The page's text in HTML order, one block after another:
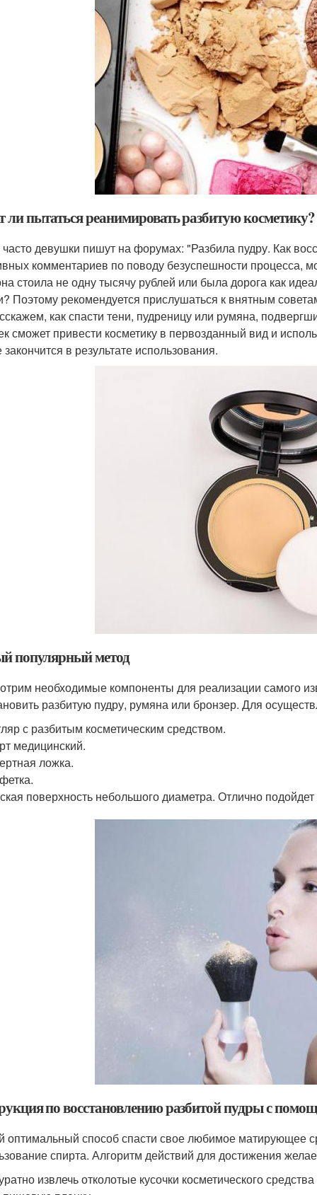
ли пытаться реанимировать разбитую косметику?
девушки пишут на форумах: "Разбила пудру. Как
комментариев по поводу безуспешности процесса,
стоила не одну тысячу рублей или была дорога как
Поэтому рекомендуется прислушаться к внятным
как спасти тени, пудреницу или румяна,
сможет привести косметику в первозданный вид и
в результате использования.
популярный метод
необходимые компоненты для реализации самого
разбитую пудру, румяна или бронзер. Для
с разбитым косметическим средством.
медицинский.
ложка.
поверхность небольшого диаметра. Отлично
по восстановлению разбитой пудры с
способ спасти свое любимое матирующее
спирта. Алгоритм действий для достижения
извлечь отколотые кусочки косметического